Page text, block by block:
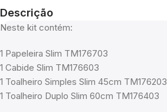
Descrição
Neste kit contém:
1 Papeleira Slim TM176703
1 Cabide Slim TM176603
1 Toalheiro Simples Slim 45cm TM176203
1 Toalheiro Duplo Slim 60cm TM176403